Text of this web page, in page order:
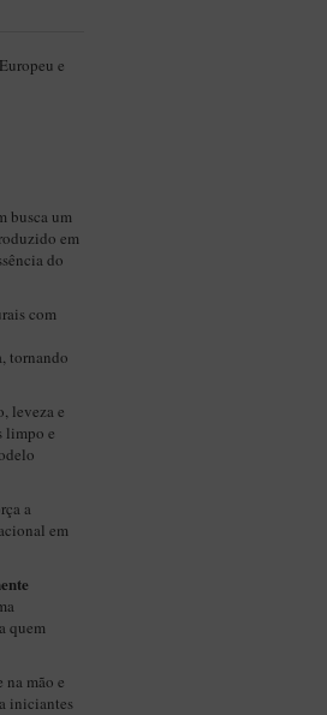
e
busca um
em
do
com
tornando
leveza e
limpo e
a
em
quem
mão e
iniciantes